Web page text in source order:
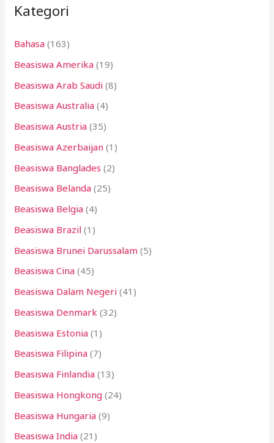
u
t
u
k
:
Kategori
Bahasa (163)
Beasiswa Amerika (19)
Beasiswa Arab Saudi (8)
Beasiswa Australia (4)
Beasiswa Austria (35)
Beasiswa Azerbaijan (1)
Beasiswa Banglades (2)
Beasiswa Belanda (25)
Beasiswa Belgia (4)
Beasiswa Brazil (1)
Beasiswa Brunei Darussalam (5)
Beasiswa Cina (45)
Beasiswa Dalam Negeri (41)
Beasiswa Denmark (32)
Beasiswa Estonia (1)
Beasiswa Filipina (7)
Beasiswa Finlandia (13)
Beasiswa Hongkong (24)
Beasiswa Hungaria (9)
Beasiswa India (21)